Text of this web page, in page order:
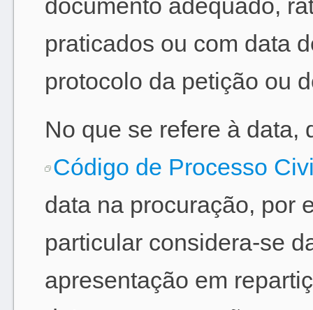
documento adequado,
praticados ou com data
protocolo da petição ou
No que se refere à data,
Código de Processo
data na procuração, por
particular considera-se
apresentação em